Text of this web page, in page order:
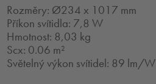
Rozměry: Ø234 x 1017 mm
Příkon svítidla: 7,8 W
Hmotnost: 8,03 kg
Scx: 0.06 m²
Světelný výkon svítidel: 89 lm/W